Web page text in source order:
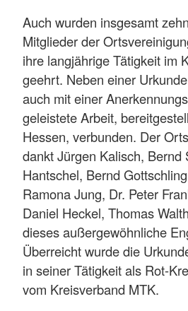
Auch wurden insgesamt
Mitglieder der
ihre langjährige Tätigkeit im
geehrt. Neben einer
auch mit einer
geleistete Arbeit,
Hessen, verbunden. Der
dankt Jürgen Kalisch, Bernd
Hantschel, Bernd
Ramona Jung, Dr. Peter
Daniel Heckel, Thomas
dieses außergewöhnliche
Überreicht wurde die
in seiner Tätigkeit als Rot-
vom Kreisverband MTK.